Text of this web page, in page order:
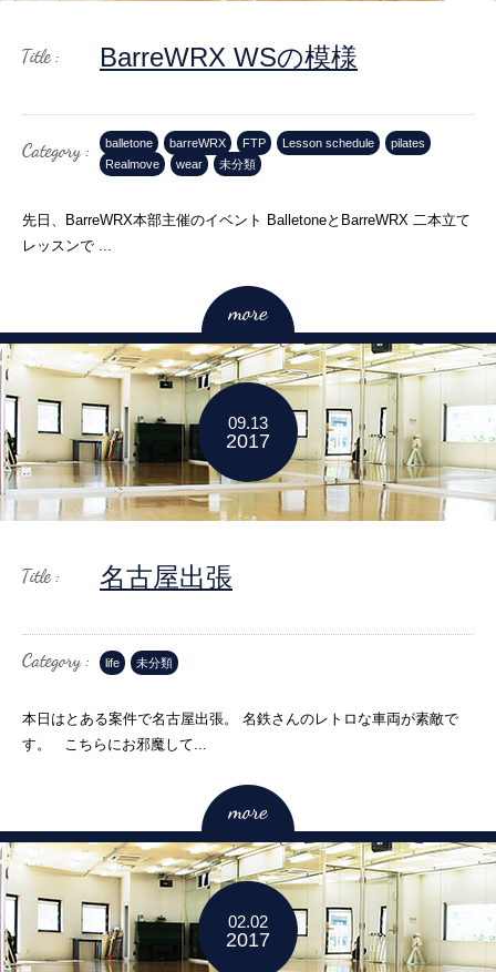
BarreWRX WSの模様
balletone barreWRX FTP Lesson schedule
pilates
Realmove
wear 未分類
先日、BarreWRX本部主催のイベント BalletoneとBarreWRX 二本立て
レッスンで ...
09.13
2017
名古屋出張
life 未分類
本日はとある案件で名古屋出張。 名鉄さんのレトロな車両が素敵で
す。 こちらにお邪魔して...
02.02
2017